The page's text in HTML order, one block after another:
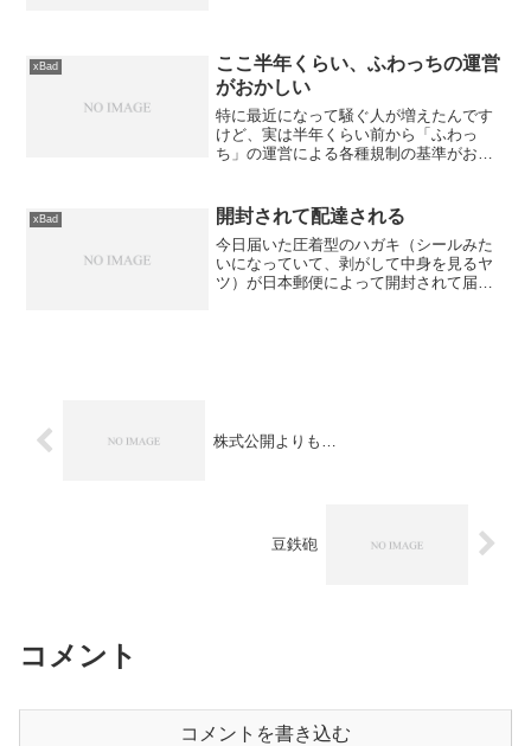
届く予定だった、...
xBad
ここ半年くらい、ふわっちの運営
がおかしい
特に最近になって騒ぐ人が増えたんです
けど、実は半年くらい前から「ふわっ
ち」の運営による各種規制の基準がおか
て「ふわっち」っていう配信プラットフ
ォームは人の手による監視を...
xBad 開封されて配達される
今日届いた圧着型のハガキ（シールみた
いになっていて、剥がして中身を見るヤ
ツ）が日本郵便によって開封されて届い
株式公開よりも…
豆鉄砲
コメント
コメントを書き込む